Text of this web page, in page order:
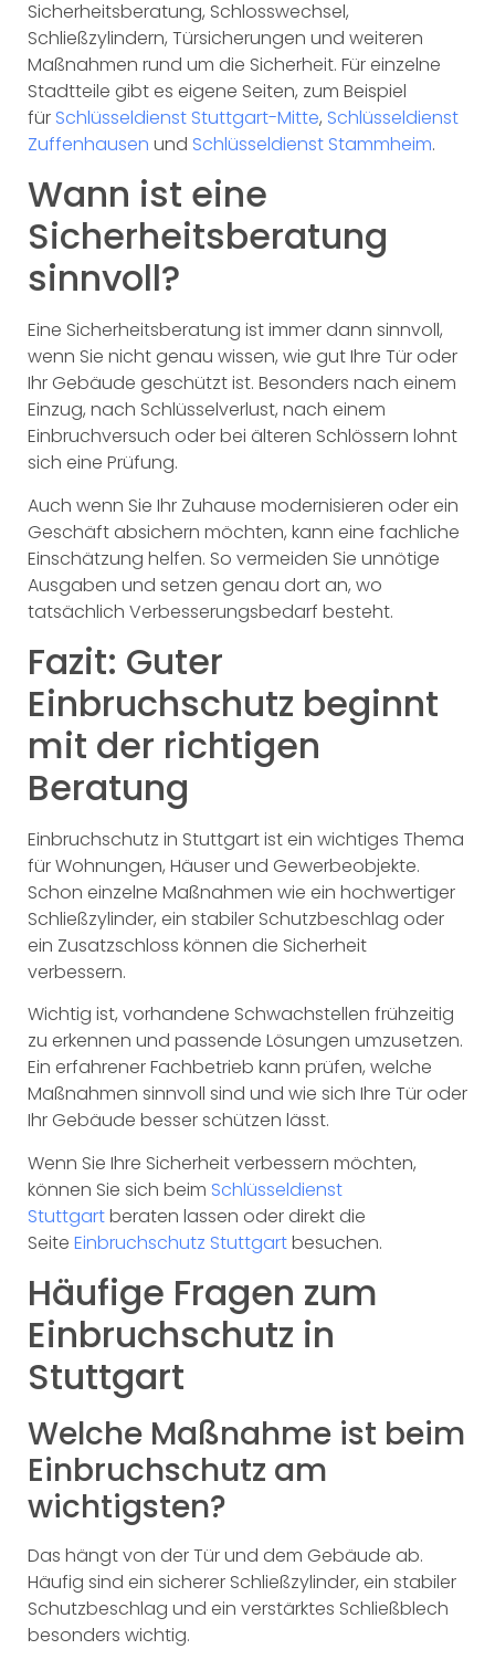
Sicherheitsberatung, Schlosswechsel,
Schließzylindern, Türsicherungen und weiteren
Maßnahmen rund um die Sicherheit. Für einzelne
Stadtteile gibt es eigene Seiten, zum Beispiel
für Schlüsseldienst Stuttgart-Mitte, Schlüsseldienst
Zuffenhausen und Schlüsseldienst Stammheim.
Wann ist eine
Sicherheitsberatung
sinnvoll?
Eine Sicherheitsberatung ist immer dann sinnvoll,
wenn Sie nicht genau wissen, wie gut Ihre Tür oder
Ihr Gebäude geschützt ist. Besonders nach einem
Einzug, nach Schlüsselverlust, nach einem
Einbruchversuch oder bei älteren Schlössern lohnt
sich eine Prüfung.
Auch wenn Sie Ihr Zuhause modernisieren oder ein
Geschäft absichern möchten, kann eine fachliche
Einschätzung helfen. So vermeiden Sie unnötige
Ausgaben und setzen genau dort an, wo
tatsächlich Verbesserungsbedarf besteht.
Fazit: Guter
Einbruchschutz beginnt
mit der richtigen
Beratung
Einbruchschutz in Stuttgart ist ein wichtiges Thema
für Wohnungen, Häuser und Gewerbeobjekte.
Schon einzelne Maßnahmen wie ein hochwertiger
Schließzylinder, ein stabiler Schutzbeschlag oder
ein Zusatzschloss können die Sicherheit
verbessern.
Wichtig ist, vorhandene Schwachstellen frühzeitig
zu erkennen und passende Lösungen umzusetzen.
Ein erfahrener Fachbetrieb kann prüfen, welche
Maßnahmen sinnvoll sind und wie sich Ihre Tür oder
Ihr Gebäude besser schützen lässt.
Wenn Sie Ihre Sicherheit verbessern möchten,
können Sie sich beim Schlüsseldienst
Stuttgartberaten lassen oder direkt die
Seite Einbruchschutz Stuttgartbesuchen.
Häufige Fragen zum
Einbruchschutz in
Stuttgart
Welche Maßnahme ist beim
Einbruchschutz am
wichtigsten?
Das hängt von der Tür und dem Gebäude ab.
Häufig sind ein sicherer Schließzylinder, ein stabiler
Schutzbeschlag und ein verstärktes Schließblech
besonders wichtig.